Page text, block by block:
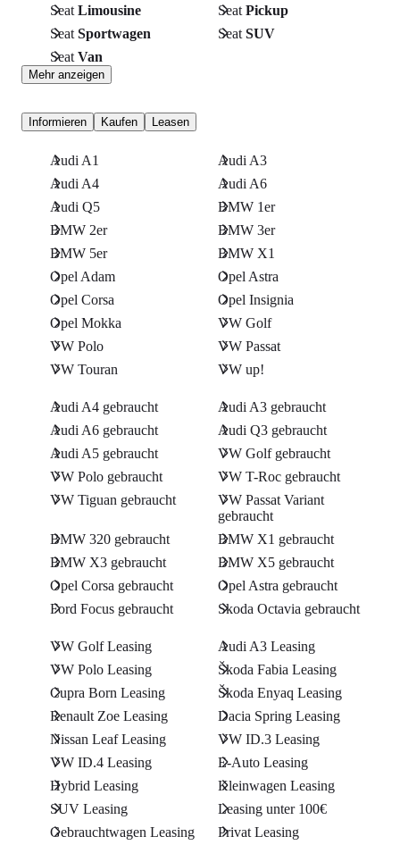
Seat Limousine Seat Pickup
Seat Sportwagen Seat SUV
Seat Van
Mehr anzeigen
Informieren Kaufen Leasen
Audi A1
Audi A3
Audi A4
Audi A6
Audi Q5
BMW 1er
BMW 2er
BMW 3er
BMW 5er
BMW X1
Opel Adam
Opel Astra
Opel Corsa
Opel Insignia
Opel Mokka
VW Golf
VW Polo
VW Passat
VW Touran
VW up!
Audi A4 gebraucht
Audi A3 gebraucht
Audi A6 gebraucht
Audi Q3 gebraucht
Audi A5 gebraucht
VW Golf gebraucht
VW Polo gebraucht
VW T-Roc gebraucht
VW Tiguan gebraucht
VW Passat Variant
gebraucht
BMW 320 gebraucht
BMW X1 gebraucht
BMW X3 gebraucht
BMW X5 gebraucht
Opel Corsa gebraucht
Opel Astra gebraucht
Ford Focus gebraucht
Skoda Octavia gebraucht
VW Golf Leasing
Audi A3 Leasing
VW Polo Leasing
Škoda Fabia Leasing
Cupra Born Leasing
Škoda Enyaq Leasing
Renault Zoe Leasing
Dacia Spring Leasing
Nissan Leaf Leasing
VW ID.3 Leasing
VW ID.4 Leasing
E-Auto Leasing
Hybrid Leasing
Kleinwagen Leasing
SUV Leasing
Leasing unter 100€
Gebrauchtwagen Leasing
Privat Leasing